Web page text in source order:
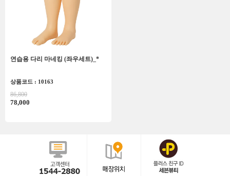
연습용 다리 마네킹 (좌우세트)_*
상품코드 : 10163
86,800
78,000